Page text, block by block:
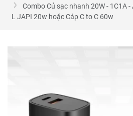
Combo Củ sạc nhanh 20W - 1C1A
L JAPI 20w hoặc Cáp C to C 60w